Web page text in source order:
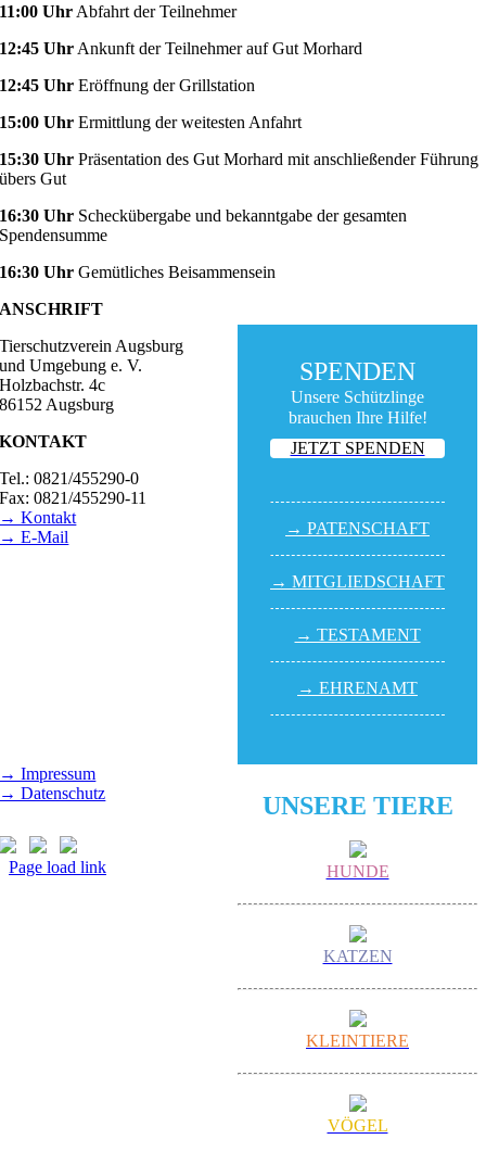
11:00 Uhr Abfahrt der Teilnehmer
12:45 Uhr Ankunft der Teilnehmer auf Gut Morhard
12:45 Uhr Eröffnung der Grillstation
15:00 Uhr Ermittlung der weitesten Anfahrt
15:30 Uhr Präsentation des Gut Morhard mit anschließender Führung
übers Gut
16:30 Uhr Scheckübergabe und bekanntgabe der gesamten
Spendensumme
16:30 Uhr Gemütliches Beisammensein
SPENDEN
Unsere Schützlinge
brauchen Ihre Hilfe!
JETZT SPENDEN
→ PATEN­SCHAFT
→ MITGLIED­SCHAFT
→ TESTA­MENT
→ EHREN­AMT
UNSERE TIERE
HUNDE
KATZEN
KLEINTIERE
VÖGEL
ANSCHRIFT
Tierschutzverein Augsburg
und Umgebung e. V.
Holzbachstr. 4c
86152 Augsburg
KONTAKT
Tel.: 0821/455290-0
Fax: 0821/455290-11
→ Kontakt
→ E-Mail
→ Impressum
→ Datenschutz
Page load link